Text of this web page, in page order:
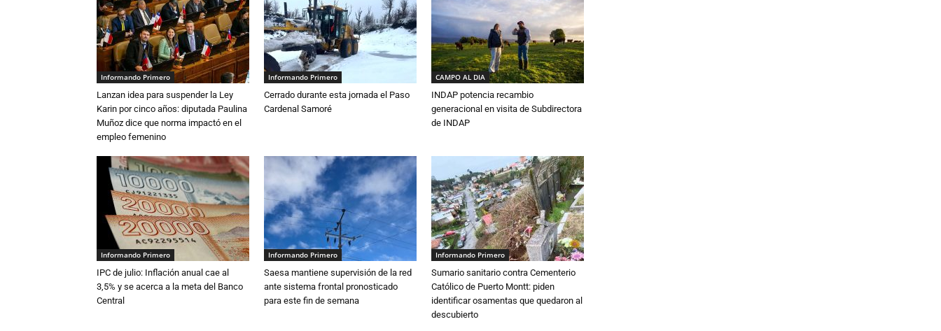
Informando Primero
Lanzan idea para suspender la Ley
Karin por cinco años: diputada Paulina
Muñoz dice que norma impactó en el
empleo femenino
Informando Primero
Cerrado durante esta jornada el Paso
Cardenal Samoré
CAMPO AL DIA
INDAP potencia recambio
generacional en visita de Subdirectora
de INDAP
Informando Primero
IPC de julio: Inflación anual cae al
3,5% y se acerca a la meta del Banco
Central
Informando Primero
Saesa mantiene supervisión de la red
ante sistema frontal pronosticado
para este fin de semana
Informando Primero
Sumario sanitario contra Cementerio
Católico de Puerto Montt: piden
identificar osamentas que quedaron al
descubierto